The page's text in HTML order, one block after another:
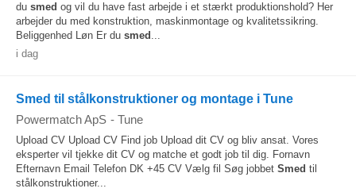
du smed og vil du have fast arbejde i et stærkt produktionshold? Her
arbejder du med konstruktion, maskinmontage og kvalitetssikring.
Beliggenhed Løn Er du smed ...
i dag
Smed til stålkonstruktioner og montage i Tune
Powermatch ApS - Tune
Upload CV Upload CV Find job Upload dit CV og bliv ansat. Vores
eksperter vil tjekke dit CV og matche et godt job til dig. Fornavn
Efternavn Email Telefon DK +45 CV Vælg fil Søg jobbet Smed til
stålkonstruktioner...